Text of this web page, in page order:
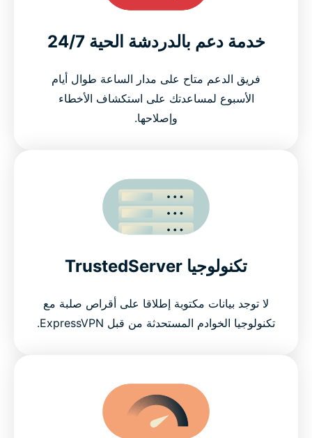
خدمة دعم بالدردشة الحية 24/7
فريق الدعم متاح على مدار الساعة طوال أيام
الأسبوع لمساعدتك على استكشاف الأخطاء
وإصلاحها.
تكنولوجيا TrustedServer
لا توجد بيانات مكتوبة إطلاقا على أقراص صلبة مع
تكنولوجيا الخوادم المستحدثة من قبل ExpressVPN.